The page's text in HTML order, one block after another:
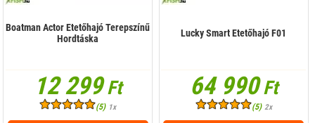
Boatman Actor Etetőhajó Terepszínű
Hordtáska
12 299Ft
(5) 1x
Lucky Smart Etetőhajó F01
64 990Ft
(5) 2x